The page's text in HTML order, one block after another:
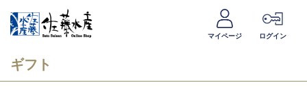
マイページ ログイン
ギフト